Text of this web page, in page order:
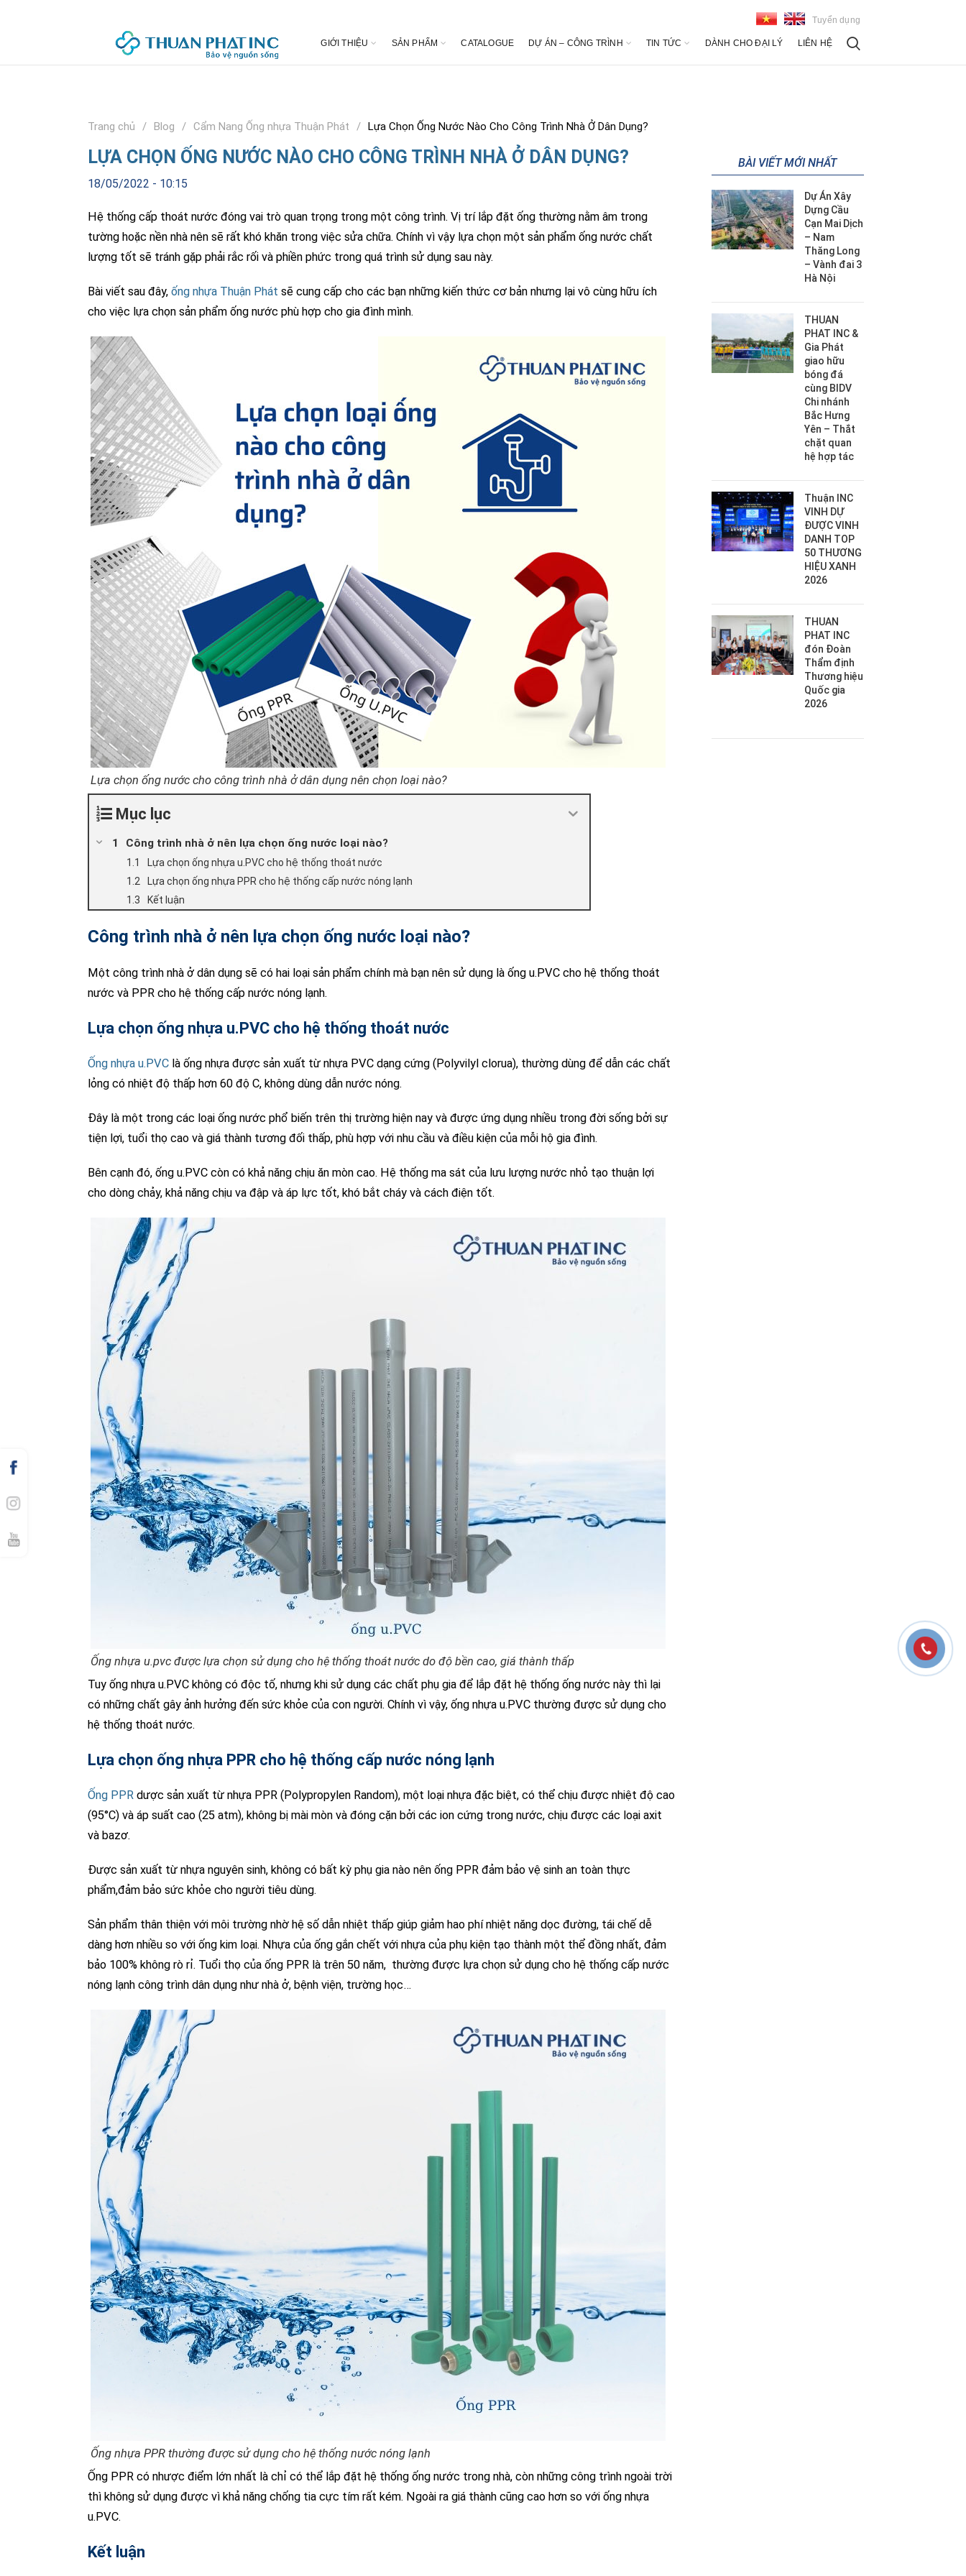
Tuyển dụng
GIỚI THIỆU SẢN PHẨM CATALOGUE DỰ ÁN – CÔNG TRÌNH TIN TỨC DÀNH CHO ĐẠI LÝ LIÊN HỆ
Trang chủ Blog Cẩm Nang Ống nhựa Thuận Phát Lựa Chọn Ống Nước Nào Cho Công Trình Nhà Ở Dân Dụng?
LỰA CHỌN ỐNG NƯỚC NÀO CHO CÔNG TRÌNH NHÀ Ở DÂN DỤNG?
18/05/2022 - 10:15
Hệ thống cấp thoát nước đóng vai trò quan trọng trong một công trình. Vị trí lắp đặt ống thường nằm âm trong
tường hoặc nền nhà nên sẽ rất khó khăn trong việc sửa chữa. Chính vì vậy lựa chọn một sản phẩm ống nước chất
lượng tốt sẽ tránh gặp phải rắc rối và phiền phức trong quá trình sử dụng sau này.
Bài viết sau đây, ống nhựa Thuận Phát sẽ cung cấp cho các bạn những kiến thức cơ bản nhưng lại vô cùng hữu ích
cho việc lựa chọn sản phẩm ống nước phù hợp cho gia đình mình.
Lựa chọn ống nước cho công trình nhà ở dân dụng nên chọn loại nào?
Mục lục
Công trình nhà ở nên lựa chọn ống nước loại nào?
Lựa chọn ống nhựa u.PVC cho hệ thống thoát nước
Lựa chọn ống nhựa PPR cho hệ thống cấp nước nóng lạnh
Kết luận
Công trình nhà ở nên lựa chọn ống nước loại nào?
Một công trình nhà ở dân dụng sẽ có hai loại sản phẩm chính mà bạn nên sử dụng là ống u.PVC cho hệ thống thoát
nước và PPR cho hệ thống cấp nước nóng lạnh.
Lựa chọn ống nhựa u.PVC cho hệ thống thoát nước
Ống nhựa u.PVC là ống nhựa được sản xuất từ nhựa PVC dạng cứng (Polyvilyl clorua), thường dùng để dẫn các chất
lỏng có nhiệt độ thấp hơn 60 độ C, không dùng dẫn nước nóng.
Đây là một trong các loại ống nước phổ biến trên thị trường hiện nay và được ứng dụng nhiều trong đời sống bởi sự
tiện lợi, tuổi thọ cao và giá thành tương đối thấp, phù hợp với nhu cầu và điều kiện của mỗi hộ gia đình.
Bên cạnh đó, ống u.PVC còn có khả năng chịu ăn mòn cao. Hệ thống ma sát của lưu lượng nước nhỏ tạo thuận lợi
cho dòng chảy, khả năng chịu va đập và áp lực tốt, khó bắt cháy và cách điện tốt.
Ống nhựa u.pvc được lựa chọn sử dụng cho hệ thống thoát nước do độ bền cao, giá thành thấp
Tuy ống nhựa u.PVC không có độc tố, nhưng khi sử dụng các chất phụ gia để lắp đặt hệ thống ống nước này thì lại
có những chất gây ảnh hưởng đến sức khỏe của con người. Chính vì vậy, ống nhựa u.PVC thường được sử dụng cho
hệ thống thoát nước.
Lựa chọn ống nhựa PPR cho hệ thống cấp nước nóng lạnh
Ống PPR dược sản xuất từ nhựa PPR (Polypropylen Random), một loại nhựa đặc biệt, có thể chịu được nhiệt độ cao
(95°C) và áp suất cao (25 atm), không bị mài mòn và đóng cặn bởi các ion cứng trong nước, chịu được các loại axit
và bazơ.
Được sản xuất từ nhựa nguyên sinh, không có bất kỳ phụ gia nào nên ống PPR đảm bảo vệ sinh an toàn thực
phẩm,đảm bảo sức khỏe cho người tiêu dùng.
Sản phẩm thân thiện với môi trường nhờ hệ số dẫn nhiệt thấp giúp giảm hao phí nhiệt năng dọc đường, tái chế dễ
dàng hơn nhiều so với ống kim loại. Nhựa của ống gắn chết với nhựa của phụ kiện tạo thành một thể đồng nhất, đảm
bảo 100% không rò rỉ. Tuổi thọ của ống PPR là trên 50 năm, thường được lựa chọn sử dụng cho hệ thống cấp nước
nóng lạnh công trình dân dụng như nhà ở, bệnh viện, trường học…
Ống nhựa PPR thường được sử dụng cho hệ thống nước nóng lạnh
Ống PPR có nhược điểm lớn nhất là chỉ có thể lắp đặt hệ thống ống nước trong nhà, còn những công trình ngoài trời
thì không sử dụng được vì khả năng chống tia cực tím rất kém. Ngoài ra giá thành cũng cao hơn so với ống nhựa
u.PVC.
Kết luận
BÀI VIẾT MỚI NHẤT
Dự Án Xây
Dựng Cầu
Cạn Mai Dịch
– Nam
Thăng Long
– Vành đai 3
Hà Nội
THUAN
PHAT INC &
Gia Phát
giao hữu
bóng đá
cùng BIDV
Chi nhánh
Bắc Hưng
Yên – Thắt
chặt quan
hệ hợp tác
Thuận INC
VINH DỰ
ĐƯỢC VINH
DANH TOP
50 THƯƠNG
HIỆU XANH
2026
THUAN
PHAT INC
đón Đoàn
Thẩm định
Thương hiệu
Quốc gia
2026